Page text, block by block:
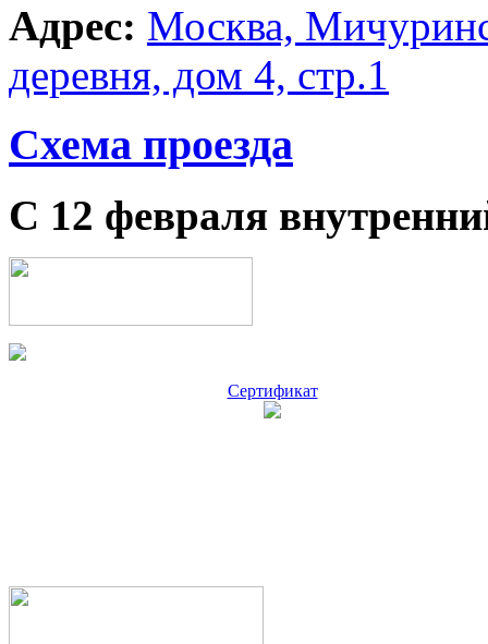
Адрес: Москва,
деревня, дом 4, стр.1
Схема проезда
С 12 февраля
Сертификат